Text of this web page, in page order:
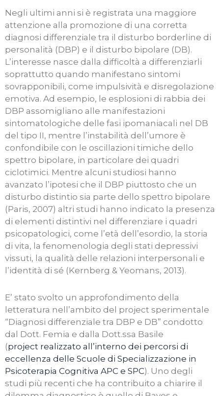
Negli ultimi anni si è registrata una maggiore
attenzione alla promozione di una corretta
diagnosi differenziale tra il disturbo borderline di
personalità (DBP) e il disturbo bipolare (DB).
L’interesse nasce dalla difficoltà a differenziarli
soprattutto quando manifestano sintomi
sovrapponibili, come impulsività e disregolazione
emotiva. Ad esempio, le esplosioni di rabbia dei
DBP assomigliano alle manifestazioni
sintomatologiche delle fasi ipomaniacali nel DB
del tipo II, mentre l’instabilità dell’umore è
confondibile con le oscillazioni timiche dello
spettro bipolare, in particolare dei quadri
ciclotimici. Mentre alcuni studiosi hanno
avanzato l’ipotesi che il DBP piuttosto che un
disturbo distintio sia parte dello spettro bipolare
(Paris, 2007) altri studi hanno indicato la presenza
di elementi distintivi nel differenziare i quadri
psicopatologici, come l’età dell’esordio, la storia
di vita, la fenomenologia degli stati depressivi
vissuti, la qualità delle relazioni interpersonali e
l’identità di sé (Kernberg & Yeomans, 2013).
E’ stato svolto un approfondimento della
letteratura nell’ambito del project sperimentale
“Diagnosi differenziale tra DBP e DB” condotto
dal Dott. Femia e dalla Dott.ssa Basile
(project realizzato all’interno dei percorsi di
eccellenza delle Scuole di Specializzazione in
Psicoterapia Cognitiva APC e SPC). Uno degli
studi più recenti che ha contribuito a chiarire il